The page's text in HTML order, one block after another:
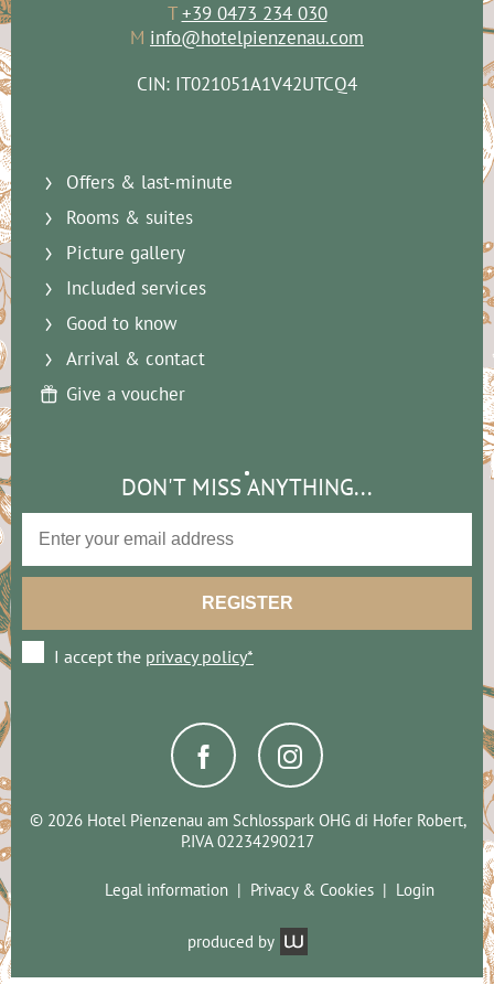
T+39 0473 234 030
M info@hotelpienzenau.com
CIN: IT021051A1V42UTCQ4
Offers & last-minute
Rooms & suites
Picture gallery
Included services
Good to know
Arrival & contact
Give a voucher
DON'T MISS ANYTHING...
I accept the privacy policy*
© 2026 Hotel Pienzenau am Schlosspark OHG di Hofer Robert,
P.IVA 02234290217
Legal information Privacy & Cookies Login
produced by